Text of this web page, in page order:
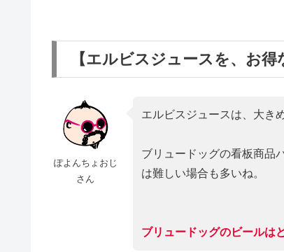
【エルビスジュースを、お得
ぽよんちょおじ
さん
エルビスジュースは、大き
ブリュードッグの看板商品
は難しい場合も多いね。
ブリュードッグのビールは